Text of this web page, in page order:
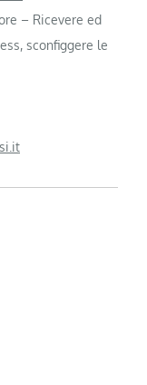
– Ricevere ed
sconfiggere le